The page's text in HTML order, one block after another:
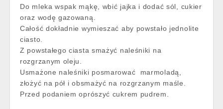
Do mleka wspak mąkę, wbić jajka i dodać sól, cukier
oraz wodę gazowaną.
Całość dokładnie wymieszać aby powstało jednolite
ciasto.
Z powstałego ciasta smażyć naleśniki na
rozgrzanym oleju.
Usmażone naleśniki posmarować marmoladą,
złożyć na pół i obsmażyć na rozgrzanym maśle.
Przed podaniem oprószyć cukrem pudrem.